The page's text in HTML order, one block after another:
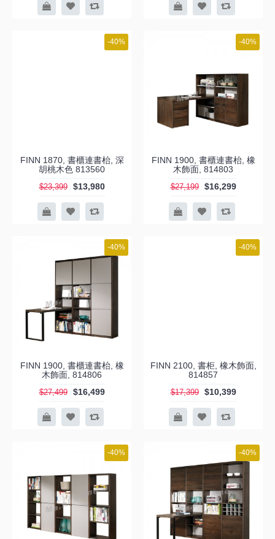
-40%
FINN 1870, 書櫃連書枱, 深
胡桃木色 813560
$23,399 $13,980
-40%
FINN 1900, 書櫃連書枱, 橡
木飾面, 814803
$27,199 $16,299
-40%
FINN 1900, 書櫃連書枱, 橡
木飾面, 814806
$27,499 $16,499
-40%
FINN 2100, 書柜, 橡木飾面,
814857
$17,399 $10,399
-40% -40%